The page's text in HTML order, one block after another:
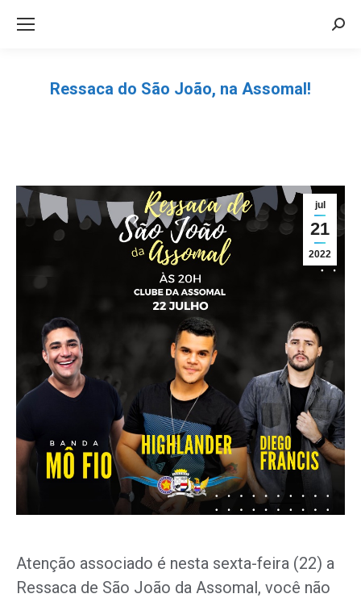
Ressaca do São João, na Assomal!
jul
21
2022
Atenção associado é nesta sexta-feira (22) a
Ressaca de São João da Assomal, você não